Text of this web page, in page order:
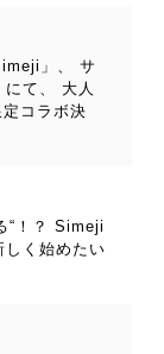
」、 サ
て、 大人
コラボ決
“！？ Simeji
く始めたい